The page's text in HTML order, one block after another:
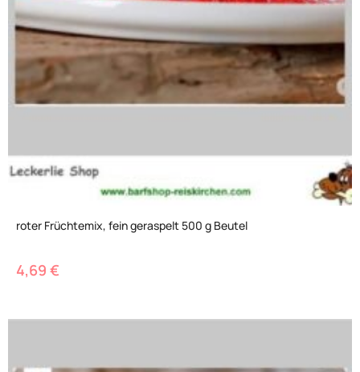
roter Früchtemix, fein geraspelt 500 g Beutel
4,69 €